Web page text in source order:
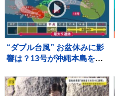
“ダブル台風” お盆休みに影
響は？13号が沖縄本島を直
ンセル相次ぐ 週明け15号
が北日本に接近【news23】